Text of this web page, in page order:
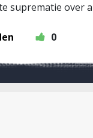
suprematie over
0